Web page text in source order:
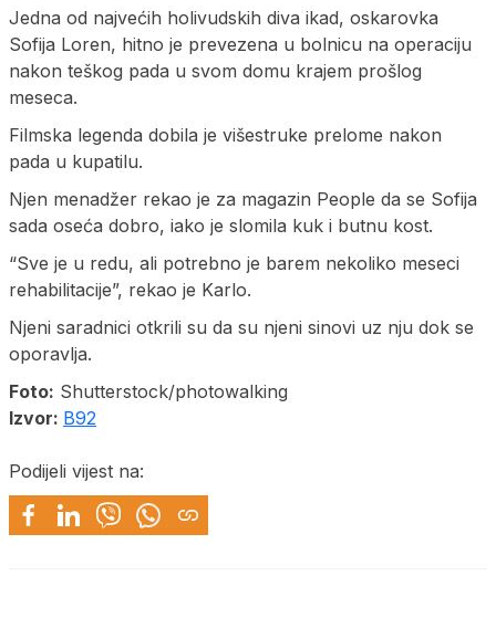
Jedna od najvećih holivudskih diva ikad, oskarovka
Sofija Loren, hitno je prevezena u bolnicu na operaciju
nakon teškog pada u svom domu krajem prošlog
meseca.
Filmska legenda dobila je višestruke prelome nakon
pada u kupatilu.
Njen menadžer rekao je za magazin People da se Sofija
sada oseća dobro, iako je slomila kuk i butnu kost.
“Sve je u redu, ali potrebno je barem nekoliko meseci
rehabilitacije”, rekao je Karlo.
Njeni saradnici otkrili su da su njeni sinovi uz nju dok se
oporavlja.
Foto: Shutterstock/photowalking
Izvor: B92
Podijeli vijest na: